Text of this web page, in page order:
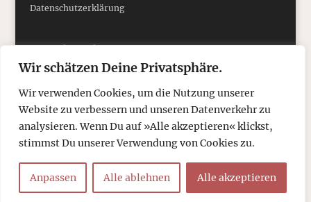
Wir schätzen Deine Privatsphäre.
Wir verwenden Cookies, um die Nutzung unserer
Website zu verbessern und unseren Datenverkehr zu
analysieren. Wenn Du auf »Alle akzeptieren« klickst,
stimmst Du unserer Verwendung von Cookies zu.
Anpassen Alle ablehnen Alle akzeptieren
Datenschutzerklärung
Social Media